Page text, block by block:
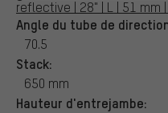
reflective | 28" | L | 51 mm
Angle du tube de
70.5
Stack:
650 mm
Hauteur d'entrejambe: